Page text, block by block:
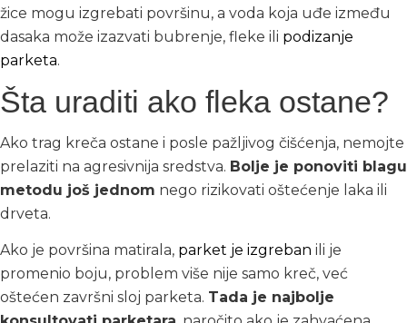
žice mogu izgrebati površinu, a voda koja uđe između
dasaka može izazvati bubrenje, fleke ili podizanje
parketa.
Šta uraditi ako fleka ostane?
Ako trag kreča ostane i posle pažljivog čišćenja, nemojte
prelaziti na agresivnija sredstva. Bolje je ponoviti blagu
metodu još jednom nego rizikovati oštećenje laka ili
drveta.
Ako je površina matirala, parket je izgreban ili je
promenio boju, problem više nije samo kreč, već
oštećen završni sloj parketa. Tada je najbolje